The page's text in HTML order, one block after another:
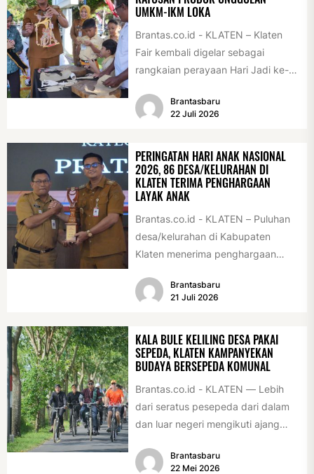
UMKM-IKM LOKA
Brantas.co.id - KLATEN – Klaten
Fair kembali digelar sebagai
rangkaian perayaan Hari Jadi ke-
Acara ini digelar...
Brantasbaru
22 Juli 2026
PERINGATAN HARI ANAK NASIONAL
2026, 86 DESA/KELURAHAN DI
KLATEN TERIMA PENGHARGAAN
LAYAK ANAK
Brantas.co.id - KLATEN – Puluhan
desa/kelurahan di Kabupaten
Klaten menerima penghargaan
2026. Penghargaan tersebut
Brantasbaru
21 Juli 2026
KALA BULE KELILING DESA PAKAI
SEPEDA, KLATEN KAMPANYEKAN
BUDAYA BERSEPEDA KOMUNAL
Brantas.co.id - KLATEN — Lebih
dari seratus pesepeda dari dalam
dan luar negeri mengikuti ajang
Association Rally...
Brantasbaru
22 Mei 2026